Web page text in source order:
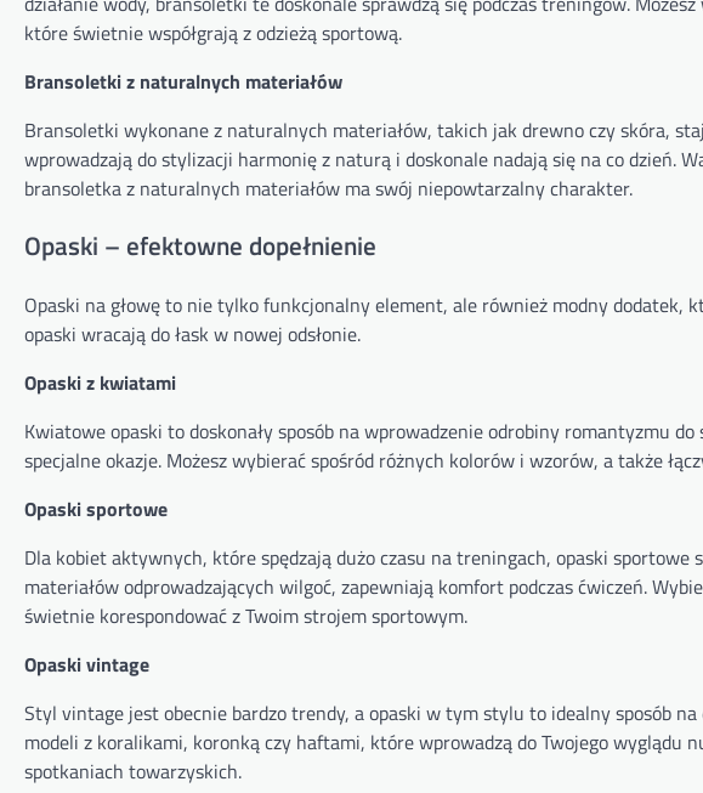
które świetnie współgrają z odzieżą sportową.
Bransoletki z naturalnych materiałów
Bransoletki wykonane z naturalnych materiałów, takich jak drewno czy skóra,
wprowadzają do stylizacji harmonię z naturą i doskonale nadają się na co dzień.
bransoletka z naturalnych materiałów ma swój niepowtarzalny charakter.
Opaski – efektowne dopełnienie
Opaski na głowę to nie tylko funkcjonalny element, ale również modny dodatek,
opaski wracają do łask w nowej odsłonie.
Opaski z kwiatami
Kwiatowe opaski to doskonały sposób na wprowadzenie odrobiny romantyzmu
specjalne okazje. Możesz wybierać spośród różnych kolorów i wzorów, a także
Opaski sportowe
Dla kobiet aktywnych, które spędzają dużo czasu na treningach, opaski
materiałów odprowadzających wilgoć, zapewniają komfort podczas ćwiczeń.
świetnie korespondować z Twoim strojem sportowym.
Opaski vintage
Styl vintage jest obecnie bardzo trendy, a opaski w tym stylu to idealny sposób
modeli z koralikami, koronką czy haftami, które wprowadzą do Twojego wyglądu
spotkaniach towarzyskich.